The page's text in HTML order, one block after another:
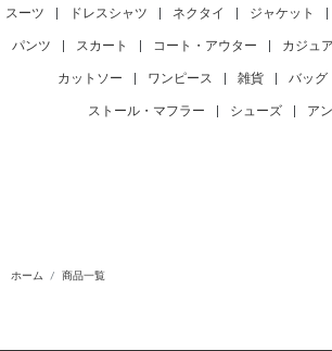
スーツ ドレスシャツ ネクタイ ジャケット
パンツ スカート コート・アウター カジュ
カットソー ワンピース 雑貨 バッグ
ストール・マフラー シューズ ア
ホーム 商品一覧